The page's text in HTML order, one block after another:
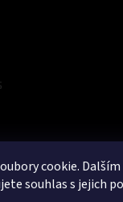
cookie.
souhlas s jejich